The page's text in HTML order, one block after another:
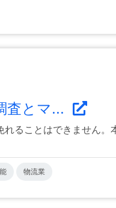
査とマ...
ることはできません。
物流業